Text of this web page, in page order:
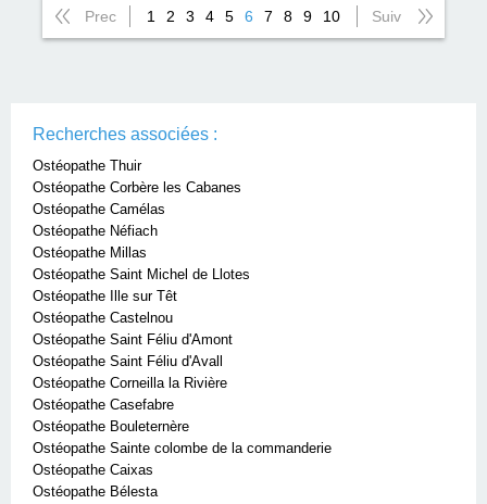
Prec 1 2 3 4 5 6 7 8 9 10 Suiv
Recherches associées :
Ostéopathe Thuir
Ostéopathe Corbère les Cabanes
Ostéopathe Camélas
Ostéopathe Néfiach
Ostéopathe Millas
Ostéopathe Saint Michel de Llotes
Ostéopathe Ille sur Têt
Ostéopathe Castelnou
Ostéopathe Saint Féliu d'Amont
Ostéopathe Saint Féliu d'Avall
Ostéopathe Corneilla la Rivière
Ostéopathe Casefabre
Ostéopathe Bouleternère
Ostéopathe Sainte colombe de la commanderie
Ostéopathe Caixas
Ostéopathe Bélesta